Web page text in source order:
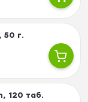
50 г.
120 таб.